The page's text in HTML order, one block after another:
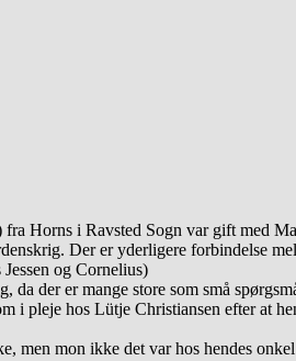
Horns i Ravsted Sogn var gift med
Der er yderligere forbindelse
og Cornelius)
der er mange store som små
pleje hos Lütje Christiansen efter at
mon ikke det var hos hendes